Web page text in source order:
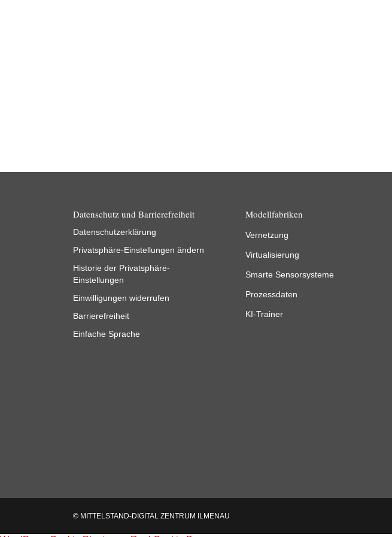
Datenschutz und Barrierefreiheit
Datenschutzerklärung
Privatsphäre-Einstellungen ändern
Historie der Privatsphäre-
Einstellungen
Einwilligungen widerrufen
Barrierefreiheit
Einfache Sprache
Modellfabriken
Vernetzung
Virtualisierung
Smarte Sensorsysteme
Prozessdaten
KI-Trainer
© MITTELSTAND-DIGITAL ZENTRUM ILMENAU